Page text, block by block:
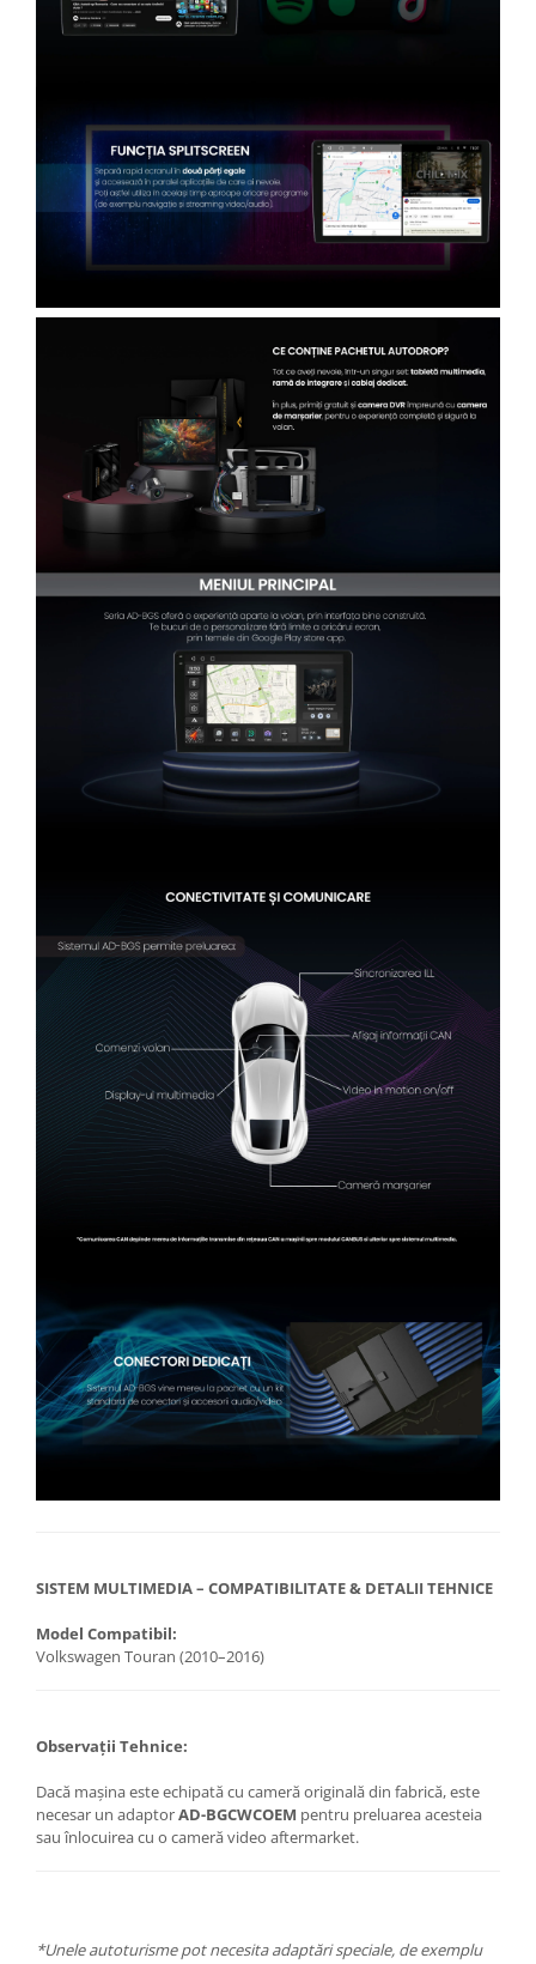
SISTEM MULTIMEDIA – COMPATIBILITATE & DETALII TEHNICE
Model Compatibil:
Volkswagen Touran (2010–2016)
Observații Tehnice:
Dacă mașina este echipată cu cameră originală din fabrică, este
necesar un adaptorAD-BGCWCOEM pentru preluarea acesteia
sau înlocuirea cu o cameră video aftermarket.
*Unele autoturisme pot necesita adaptări speciale, de exemplu